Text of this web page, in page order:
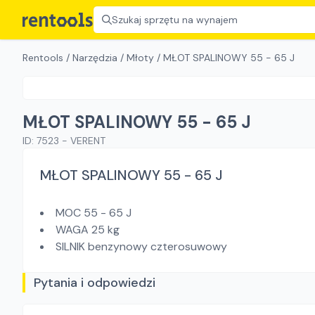
Szukaj sprzętu na wynajem
Rentools / Narzędzia / Młoty / MŁOT SPALINOWY 55 - 65 J
MŁOT SPALINOWY 55 - 65 J
ID: 7523 - VERENT
MŁOT SPALINOWY 55 - 65 J
MOC 55 - 65 J
WAGA 25 kg
SILNIK benzynowy czterosuwowy
Pytania i odpowiedzi